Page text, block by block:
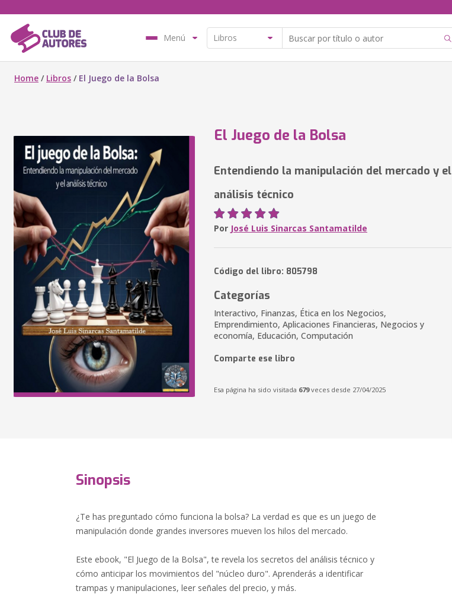
Menú
Home / Libros / El Juego de la Bolsa
El Juego de la Bolsa
Entendiendo la manipulación del mercado y el
análisis técnico
Por José Luis Sinarcas Santamatilde
Código del libro: 805798
Categorías
Interactivo, Finanzas, Ética en los Negocios,
Emprendimiento, Aplicaciones Financieras, Negocios y
economía, Educación, Computación
Comparte ese libro
Esa página ha sido visitada 679veces desde 27/04/2025
Sinopsis
¿Te has preguntado cómo funciona la bolsa? La verdad es que es un juego de
manipulación donde grandes inversores mueven los hilos del mercado.
Este ebook, "El Juego de la Bolsa", te revela los secretos del análisis técnico y
cómo anticipar los movimientos del "núcleo duro". Aprenderás a identificar
trampas y manipulaciones, leer señales del precio, y más.